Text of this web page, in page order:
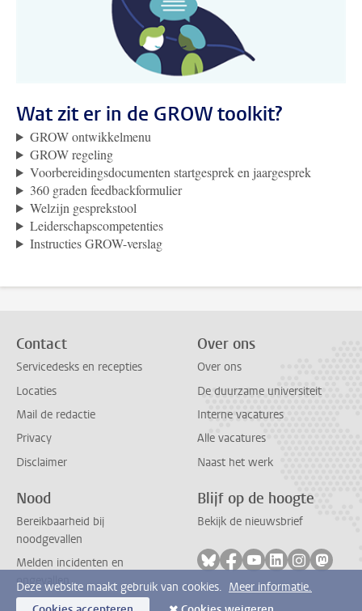
Wat zit er in de GROW toolkit?
GROW ontwikkelmenu
GROW regeling
Voorbereidingsdocumenten startgesprek en jaargesprek
360 graden feedbackformulier
Welzijn gesprekstool
Leiderschapscompetenties
Instructies GROW-verslag
Contact
Servicedesks en recepties
Locaties
Mail de redactie
Privacy
Disclaimer
Over ons
Over ons
De duurzame universiteit
Interne vacatures
Alle vacatures
Naast het werk
Nood
Bereikbaarheid bij
noodgevallen
Melden incidenten en
ongevallen
Blijf op de hoogte
Bekijk de nieuwsbrief
Volg ons op bluesky
Volg ons op facebook
Volg ons op
Volg ons op
Volg ons
Volg
Deze website maakt gebruik van cookies. Meer informatie.